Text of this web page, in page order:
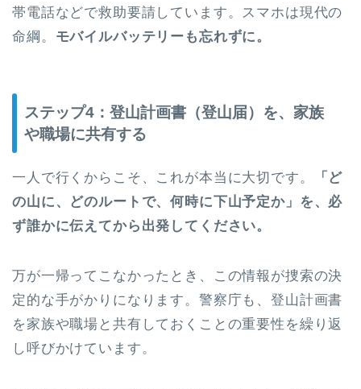
帯電話などで救助要請しています。スマホは現代の
命綱。 モバイルバッテリーも忘れずに。
ステップ4：登山計画書（登山届）を、家族
や職場に共有する
一人で行くからこそ、これが本当に大切です。
「ど
の山に、どのルートで、何時に下山予定か」を、必
ず誰かに伝えてから出発してください。
万が一帰ってこなかったとき、この情報が捜索の決
定的な手がかりになります。警察庁も、登山計画書
を家族や職場と共有しておくことの重要性を繰り返
し呼びかけています。